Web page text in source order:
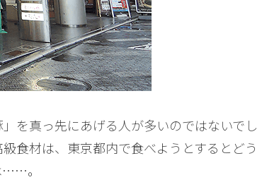
を真っ先にあげる人が多いのではないでし
食材は、東京都内で食べようとするとどう
……。